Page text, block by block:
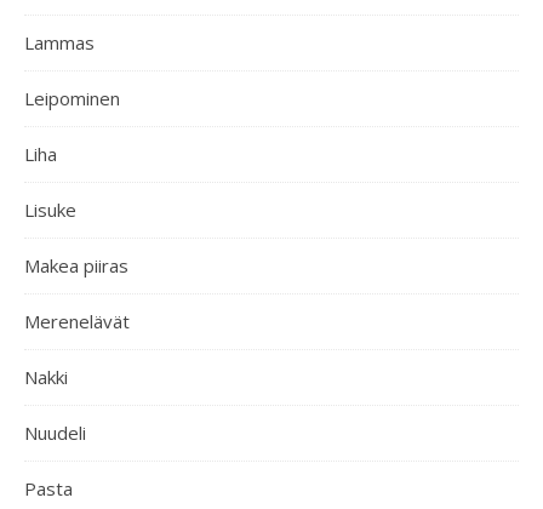
Lammas
Leipominen
Liha
Lisuke
Makea piiras
Merenelävät
Nakki
Nuudeli
Pasta